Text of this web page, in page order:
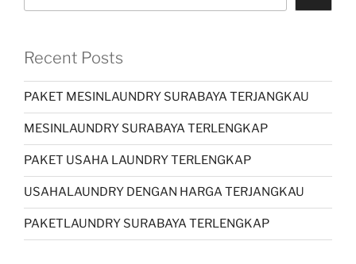
Recent Posts
PAKET MESINLAUNDRY SURABAYA TERJANGKAU
MESINLAUNDRY SURABAYA TERLENGKAP
PAKET USAHA LAUNDRY TERLENGKAP
USAHALAUNDRY DENGAN HARGA TERJANGKAU
PAKETLAUNDRY SURABAYA TERLENGKAP